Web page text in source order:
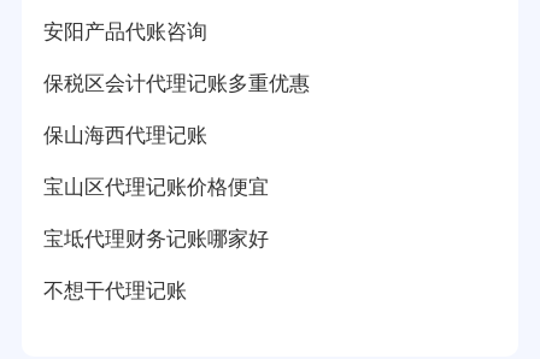
安阳产品代账咨询
保税区会计代理记账多重优惠
保山海西代理记账
宝山区代理记账价格便宜
宝坻代理财务记账哪家好
不想干代理记账